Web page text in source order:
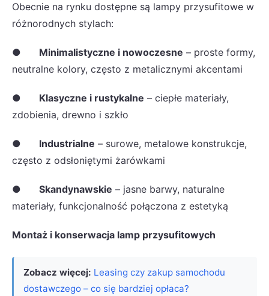
Obecnie na rynku dostępne są lampy przysufitowe w
różnorodnych stylach:
● Minimalistyczne i nowoczesne – proste formy,
neutralne kolory, często z metalicznymi akcentami
● Klasyczne i rustykalne – ciepłe materiały,
zdobienia, drewno i szkło
● Industrialne – surowe, metalowe konstrukcje,
często z odsłoniętymi żarówkami
● Skandynawskie – jasne barwy, naturalne
materiały, funkcjonalność połączona z estetyką
Montaż i konserwacja lamp przysufitowych
Zobacz więcej: Leasing czy zakup samochodu
dostawczego – co się bardziej opłaca?